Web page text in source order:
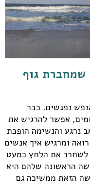
שמחברת גוף
נפגשים. כבר
אפשר להרגיש את
נרגע והנשימה הופכת
רואה ומרגיש איך אנשים
לשחרר את הלחץ כמעט
הראשונה שלהם היא
הזאת ממשיכה גם